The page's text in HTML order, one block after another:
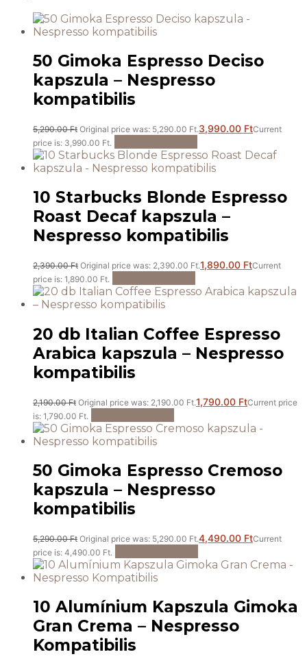
50 Gimoka Espresso Deciso
kapszula – Nespresso
kompatibilis
5,290.00Ft Original price was: 5,290.00 Ft.3,990.00 FtCurrent
price is: 3,990.00 Ft.
10 Starbucks Blonde Espresso
Roast Decaf kapszula –
Nespresso kompatibilis
2,390.00Ft Original price was: 2,390.00 Ft.1,890.00 FtCurrent
price is: 1,890.00 Ft.
20 db Italian Coffee Espresso
Arabica kapszula – Nespresso
kompatibilis
2,190.00Ft Original price was: 2,190.00 Ft.1,790.00 FtCurrent price
is: 1,790.00 Ft.
50 Gimoka Espresso Cremoso
kapszula – Nespresso
kompatibilis
5,290.00Ft Original price was: 5,290.00 Ft.4,490.00 FtCurrent
price is: 4,490.00 Ft.
10 Alumínium Kapszula Gimoka
Gran Crema – Nespresso
Kompatibilis